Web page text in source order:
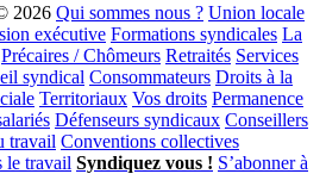
2026 Qui sommes nous ? Union locale
exécutive Formations syndicales La
Précaires / Chômeurs Retraités Services
syndical Consommateurs Droits à la
Territoriaux Vos droits Permanence
Défenseurs syndicaux Conseillers
travail Conventions collectives
le travail Syndiquez vous ! S’abonner à